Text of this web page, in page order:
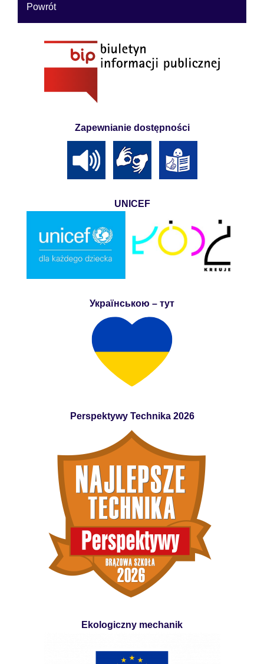
Powrót
Zapewnianie dostępności
UNICEF
Українською – тут
Perspektywy Technika 2026
Ekologiczny mechanik